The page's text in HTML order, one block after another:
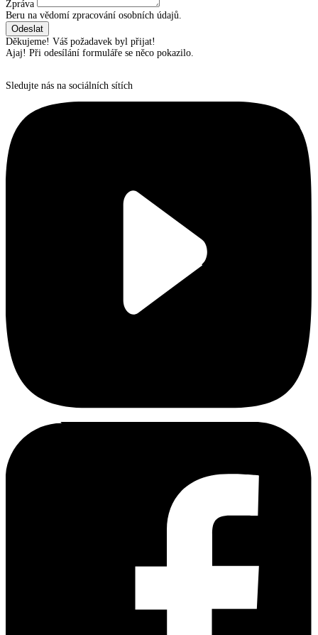
Zpráva
Beru na vědomí zpracování osobních údajů.
Děkujeme! Váš požadavek byl přijat!
Ajaj! Při odesílání formuláře se něco pokazilo.
Sledujte nás na sociálních sítích